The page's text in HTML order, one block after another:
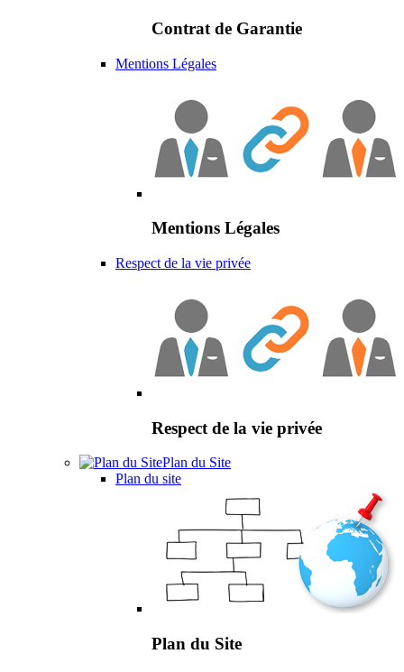
Contrat de Garantie
Mentions Légales
Mentions Légales
Respect de la vie privée
Respect de la vie privée
Plan du Site
Plan du site
Plan du Site